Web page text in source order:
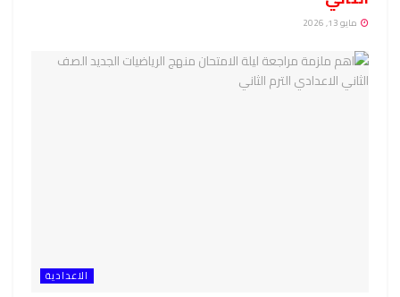
مايو 13, 2026
الاعدادية